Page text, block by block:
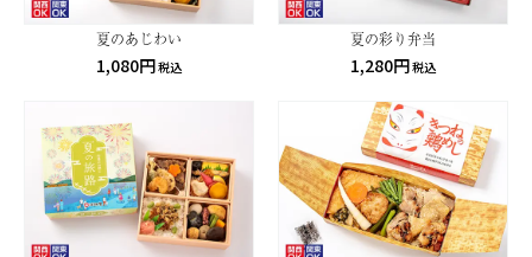
夏のあじわい
1,080円税込
夏の彩り弁当
1,280円税込